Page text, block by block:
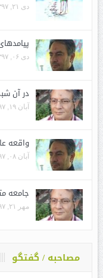
دی ۲۱, ۱۳۹۷
دی ۰۶, ۱۳۹۷
در آن
آبان ۱۹, ۱۳۹۷
واقعه
آبان ۰۸, ۱۳۹۷
جامعه
مهر ۲۱, ۱۳۹۷
مصاحبه / گفتگو